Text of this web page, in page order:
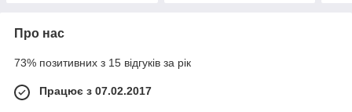
Про нас
73% позитивних з 15 відгуків за рік
Працює з 07.02.2017